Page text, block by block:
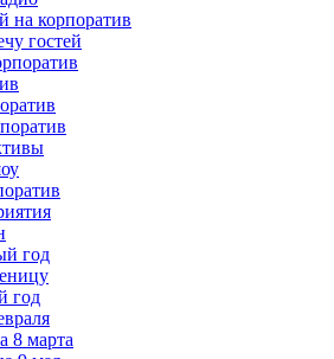
на корпоратив
гостей
год
год
8 марта